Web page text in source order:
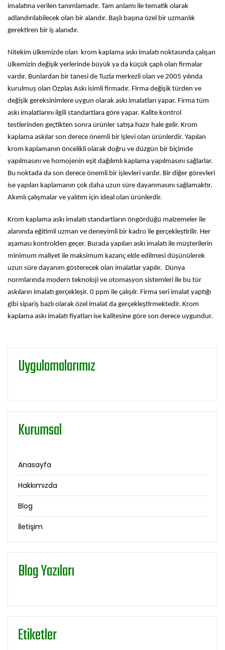
imalatına verilen tanımlamadır. Tam anlamı ile tematik olarak
adlandırılabilecek olan bir alandır. Başlı başına özel bir uzmanlık
gerektiren bir iş alanıdır.
Nitekim ülkemizde olan krom kaplama askı imalatı noktasında çalışan
ülkemizin değişik yerlerinde büyük ya da küçük çaplı olan firmalar
vardır. Bunlardan bir tanesi de Tuzla merkezli olan ve 2005 yılında
kurulmuş olan Özplas Askı isimli firmadır. Firma değişik türden ve
değişik gereksinimlere uygun olarak askı imalatları yapar. Firma tüm
askı imalatlarını ilgili standartlara göre yapar. Kalite kontrol
testlerinden geçtikten sonra ürünler satışa hazır hale gelir. Krom
kaplama askılar son derece önemli bir işlevi olan ürünlerdir. Yapılan
krom kaplamanın öncelikli olarak doğru ve düzgün bir biçimde
yapılmasını ve homojenin eşit dağılımlı kaplama yapılmasını sağlarlar.
Bu noktada da son derece önemli bir işlevleri vardır. Bir diğer görevleri
ise yapılan kaplamanın çok daha uzun süre dayanmasını sağlamaktır.
Akımlı çalışmalar ve yalıtım için ideal olan ürünlerdir.
Krom kaplama askı imalatı standartların öngördüğü malzemeler ile
alanında eğitimli uzman ve deneyimli bir kadro ile gerçekleştirilir. Her
aşaması kontrolden geçer. Burada yapılan askı imalatı ile müşterilerin
minimum maliyet ile maksimum kazanç elde edilmesi düşünülerek
uzun süre dayanım gösterecek olan imalatlar yapılır. Dünya
normlarında modern teknoloji ve otomasyon sistemleri ile bu tür
askıların imalatı gerçekleşir. 0 ppm ile çalışılr. Firma seri imalat yaptığı
gibi sipariş bazlı olarak özel imalat da gerçekleştirmektedir. Krom
kaplama askı imalatı fiyatları ise kalitesine göre son derece uygundur.
Uygulamalarımız
Kurumsal
Anasayfa
Hakkımızda
Blog
İletişim
Blog Yazıları
Etiketler